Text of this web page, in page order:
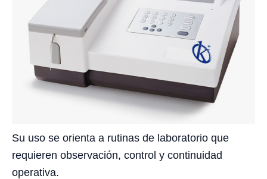
Su uso se orienta a rutinas de laboratorio que
requieren observación, control y continuidad
operativa.